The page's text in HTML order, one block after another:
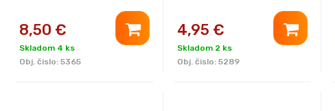
8,50 €
Skladom 4 ks
Obj. čislo: 5365
4,95 €
Skladom 2 ks
Obj. čislo: 5289